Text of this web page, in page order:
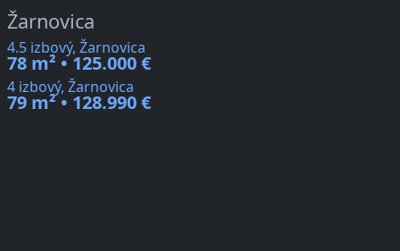
Žarnovica
4.5 izbový, Žarnovica
78 m² • 125.000 €
4 izbový, Žarnovica
79 m² • 128.990 €